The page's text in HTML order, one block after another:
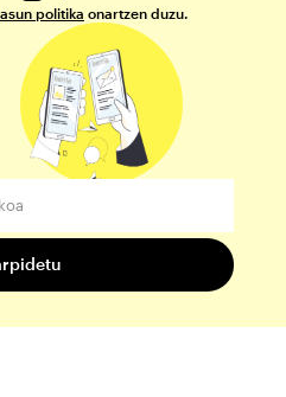
politika onartzen duzu.